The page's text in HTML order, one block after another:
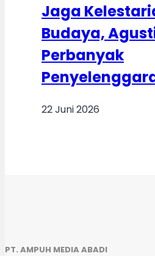
Jaga
Budaya,
Perbanyak
22 Juni 2026
PT. AMPUH MEDIA ABADI